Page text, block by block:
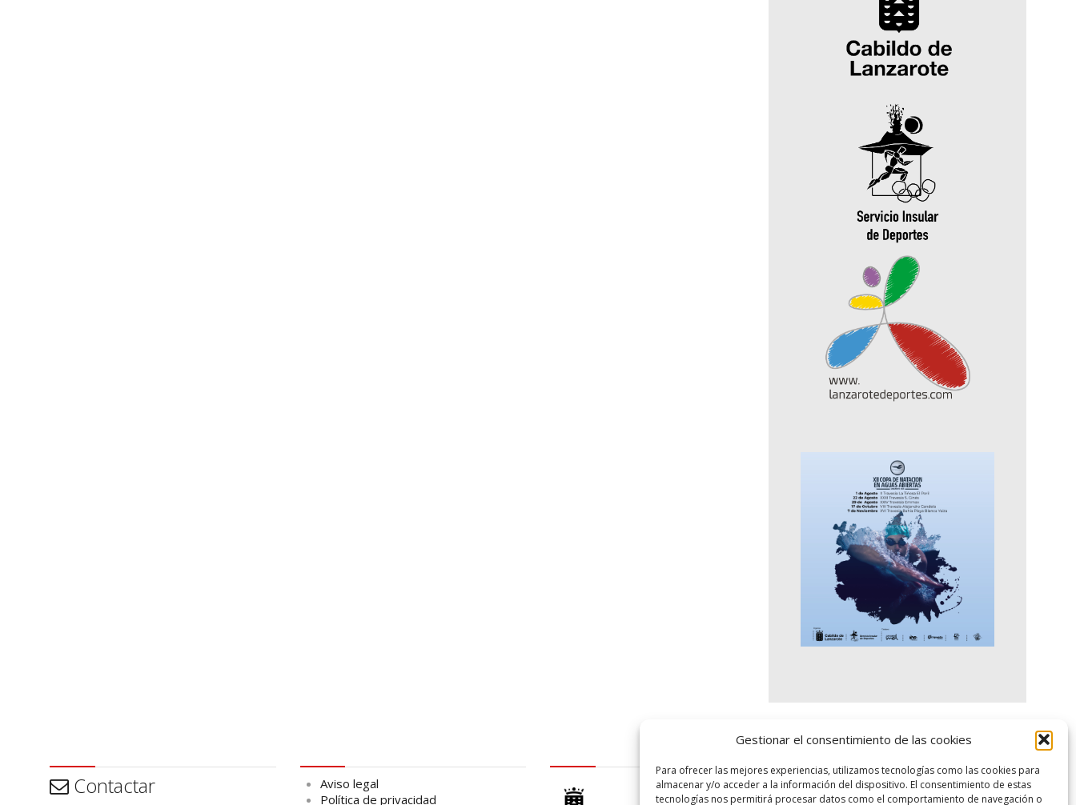
Gestionar el consentimiento de las cookies
Para ofrecer las mejores experiencias, utilizamos tecnologías como las cookies para
almacenar y/o acceder a la información del dispositivo. El consentimiento de estas
tecnologías nos permitirá procesar datos como el comportamiento de navegación o
Contactar
Aviso legal
Política de privacidad
logo SID